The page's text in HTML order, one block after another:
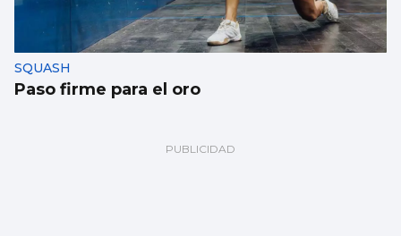
SQUASH
Paso firme para el oro